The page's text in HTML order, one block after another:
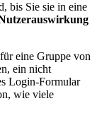
bis Sie sie in eine
eine Gruppe von
ein nicht
Login-Formular
wie viele